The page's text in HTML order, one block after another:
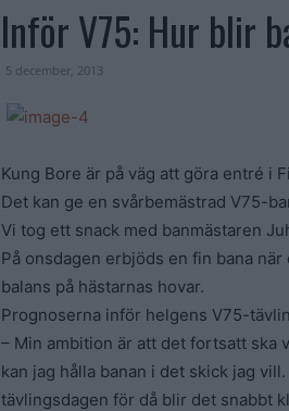
Inför V75: Hur blir
5 december, 2013
Kung Bore är på väg att göra entré i
Det kan ge en svårbemästrad V75-
Vi tog ett snack med banmästaren
På onsdagen erbjöds en fin bana
balans på hästarnas hovar.
Prognoserna inför helgens V75-
– Min ambition är att det fortsatt ska
kan jag hålla banan i det skick jag
tävlingsdagen för då blir det snabbt